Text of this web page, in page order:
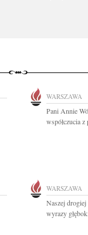
WARSZAWA
Pani Annie
współczucia
WARSZAWA
Naszej
wyrazy